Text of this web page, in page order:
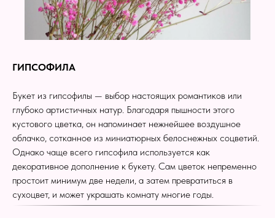
ГИПСОФИЛА
Букет из гипсофилы — выбор настоящих романтиков или
глубоко артистичных натур. Благодаря пышности этого
кустового цветка, он напоминает нежнейшее воздушное
облачко, сотканное из миниатюрных белоснежных соцветий.
Однако чаще всего гипсофила используется как
декоративное дополнение к букету. Сам цветок непременно
простоит минимум две недели, а затем превратиться в
сухоцвет, и может украшать комнату многие годы.